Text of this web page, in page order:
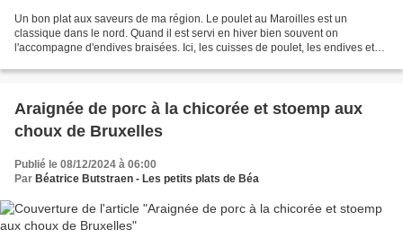
Un bon plat aux saveurs de ma région. Le poulet au Maroilles est un
classique dans le nord. Quand il est servi en hiver bien souvent on
l'accompagne d'endives braisées. Ici, les cuisses de poulet, les endives et
Araignée de porc à la chicorée et stoemp aux
choux de Bruxelles
Publié le 08/12/2024 à 06:00
Par Béatrice Butstraen - Les petits plats de Béa